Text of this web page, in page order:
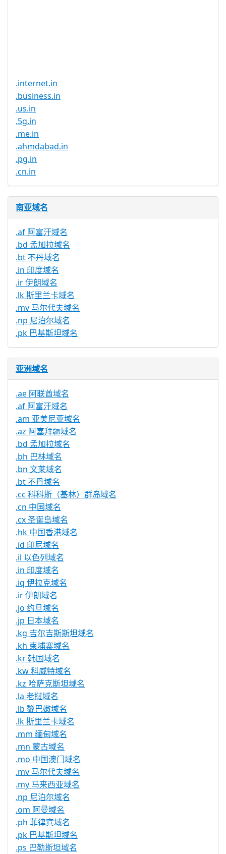
.internet.in
.business.in
.us.in
.5g.in
.me.in
.ahmdabad.in
.pg.in
.cn.in
南亚域名
.af 阿富汗域名
.bd 孟加拉域名
.bt 不丹域名
.in 印度域名
.ir 伊朗域名
.lk 斯里兰卡域名
.mv 马尔代夫域名
.np 尼泊尔域名
.pk 巴基斯坦域名
亚洲域名
.ae 阿联酋域名
.af 阿富汗域名
.am 亚美尼亚域名
.az 阿塞拜疆域名
.bd 孟加拉域名
.bh 巴林域名
.bn 文莱域名
.bt 不丹域名
.cc 科科斯（基林）群岛域名
.cn 中国域名
.cx 圣诞岛域名
.hk 中国香港域名
.id 印尼域名
.il 以色列域名
.in 印度域名
.iq 伊拉克域名
.ir 伊朗域名
.jo 约旦域名
.jp 日本域名
.kg 吉尔吉斯斯坦域名
.kh 柬埔寨域名
.kr 韩国域名
.kw 科威特域名
.kz 哈萨克斯坦域名
.la 老挝域名
.lb 黎巴嫩域名
.lk 斯里兰卡域名
.mm 缅甸域名
.mn 蒙古域名
.mo 中国澳门域名
.mv 马尔代夫域名
.my 马来西亚域名
.np 尼泊尔域名
.om 阿曼域名
.ph 菲律宾域名
.pk 巴基斯坦域名
.ps 巴勒斯坦域名